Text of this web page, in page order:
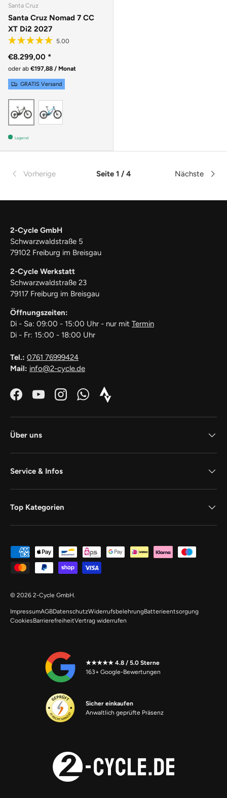
Santa Cruz
Santa Cruz Nomad 7 CC
XT Di2 2027
€8.299,00 *
oder ab €197,88 / Monat
GRATIS Versand
MATTE METALLIC EARTH
Lagernd
Vorherige Seite 1 / 4 Nächste
2-Cycle GmbH
Schwarzwaldstraße 5
79102 Freiburg im Breisgau
2-Cycle Werkstatt
Schwarzwaldstraße 23
79117 Freiburg im Breisgau
Öffnungszeiten:
Di - Sa: 09:00 - 15:00 Uhr - nur mit Termin
Di - Fr: 15:00 - 18:00 Uhr
Tel.: 0761 76999424
Mail: info@2-cycle.de
FacebookYouTubeInstagramWhatsAppStrava_Icon_Logo_white1
Über uns
Service & Infos
Top Kategorien
Zahlungsmethoden
© 2026 2-Cycle GmbH.
ImpressumAGBDatenschutzWiderrufsbelehrungBatterieentsorgung
CookiesBarrierefreiheitVertrag widerrufen
★★★★★ 4.8 / 5.0 Sterne
163+ Google-Bewertungen
Sicher einkaufen
Anwaltlich geprüfte Präsenz